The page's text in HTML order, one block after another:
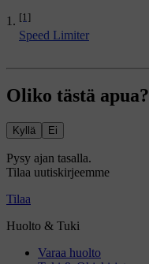
[1]
Speed Limiter
Oliko tästä apua?
Kyllä Ei